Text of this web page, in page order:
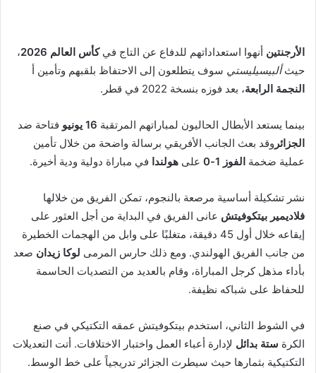
الأرجنتين أنهوا استعداداتهم للدفاع عن التاج فيكأس العالم 2026
،
حيثألبيسيليستي سوف يتطلعون إلى الاحتفاظ بلقبهم وتأمين أ
النجمة الرابعة، بعد فوزه بنسخة 2022 في قطر.
بينما يستعد الأبطال الحاليون لمباراتهم المرتقبة 16 يونيو
فتاحة ضد
الجزائر وقد بعث الجانب الأفريقي برسالة واضحة من خلال تأمين
عملية ضخمة الفوز 1-0 على هولندا في مباراة دولية ودية أخيرة.
نشر تشكيلة أساسية مرصعة بالنجوم، تمكن الفريق من خلالها
فلاديمير بيتكوفيتش عانى الفريق في البداية من أجل العثور على
إيقاعه خلال أول 45 دقيقة، متغلبًا على وابل من الهجمات الخطيرة
من جانب الفريق الهولندي. ومع ذلك حارس المرمى لوكا زيدان صعد
بأداء مذهل كرجل المباراة، وقام بالعديد من التصديات الحاسمة
للحفاظ على شباكه نظيفة.
في الشوط الثاني، استخدم بيتكوفيتش عمقه التكتيكي في صنع
الكرة ستة بدائل لإدارة أعباء العمل واختبار الاختلافات. أتت التعديلات
التكتيكية بثمارها حيث سيطرت الجزائر تدريجياً على خط الوسط.